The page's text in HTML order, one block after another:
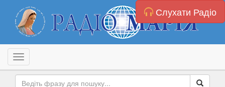
Слухати Радіо
Toggle navigation